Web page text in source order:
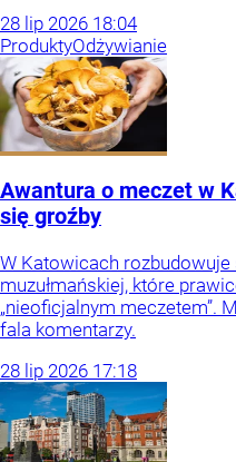
28 lip 2026 18:04
ProduktyOdżywianie
Awantura o meczet w
się groźby
W Katowicach
muzułmańskiej, które
„nieoficjalnym meczetem”.
fala komentarzy.
28 lip 2026 17:18